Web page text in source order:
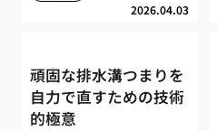
2026.04.03
頑固な排水溝つまりを
自力で直すための技術
的極意